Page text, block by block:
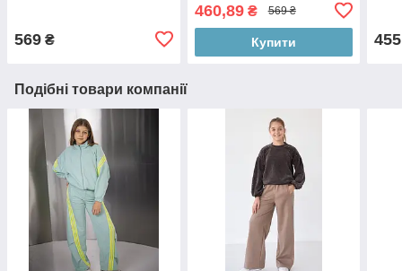
569 ₴
460,89₴ 569 ₴
Купити 455
Подібні товари компанії